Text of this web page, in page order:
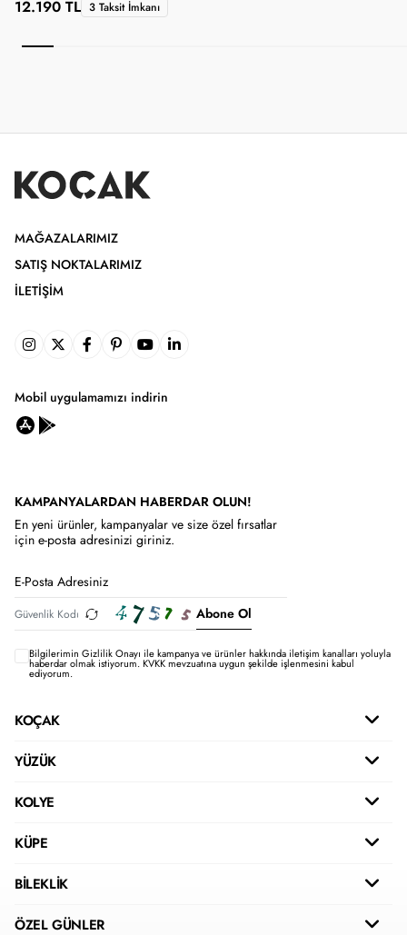
12.190 TL 3 Taksit İmkanı
MAĞAZALARIMIZ
SATIŞ NOKTALARIMIZ
İLETIŞIM
Mobil uygulamamızı indirin
KAMPANYALARDAN HABERDAR OLUN!
En yeni ürünler, kampanyalar ve size özel fırsatlar
için e-posta adresinizi giriniz.
Abone Ol
Bilgilerimin Gizlilik Onayı ile kampanya ve ürünler hakkında iletişim kanalları yoluyla
haberdar olmak istiyorum.KVKK mevzuatına uygun şekilde işlenmesini kabul
ediyorum.
KOÇAK
YÜZÜK
KOLYE
KÜPE
BİLEKLİK
ÖZEL GÜNLER